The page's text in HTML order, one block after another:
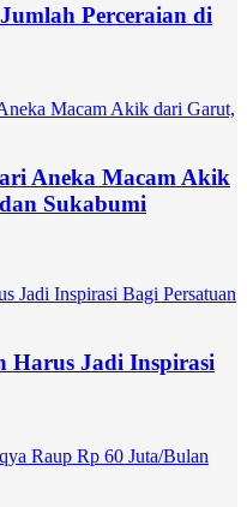
Perceraian di
Aneka Macam Akik
Sukabumi
Jadi Inspirasi